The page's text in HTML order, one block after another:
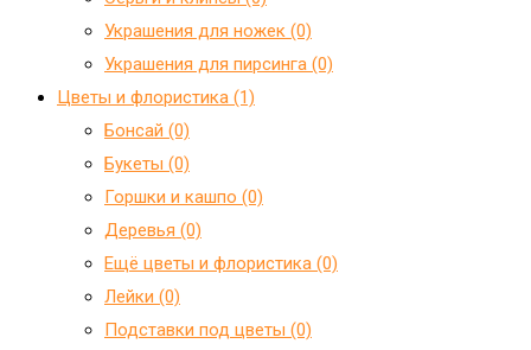
Украшения для ножек (0)
Украшения для пирсинга (0)
Цветы и флористика (1)
Бонсай (0)
Букеты (0)
Горшки и кашпо (0)
Деревья (0)
Ещё цветы и флористика (0)
Лейки (0)
Подставки под цветы (0)